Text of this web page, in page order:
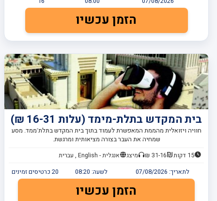
הזמן עכשיו
בית המקדש בתלת-מימד (עלות 16-31 ₪)
חוויה ויזואלית מהממת המאפשרת לעמוד בתוך בית המקדש בתלת־ממד. מסע
שמחיה את העבר בצורה מציאותית ומרגשת.
15 דקות 31-16 ₪ מיצג
אנגלית - English , עברית
לתאריך: 07/08/2026 לשעה: 08:20
20 כרטיסים זמינים
הזמן עכשיו